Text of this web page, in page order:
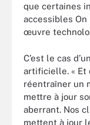
que certaines
accessibles On
œuvre
C’est le cas
artificielle. « Et
réentraîner un
mettre à jour
aberrant. Nos
mettent à jour